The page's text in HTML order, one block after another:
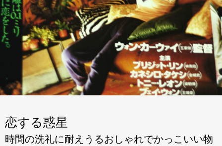
恋する惑星
時間の洗礼に耐えうるおしゃれでかっこいい物